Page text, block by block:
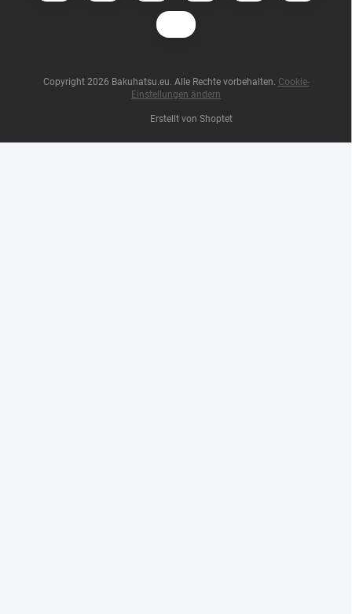
Erstellt von Shoptet
Copyright 2026 Bakuhatsu.eu. Alle Rechte vorbehalten. Cookie-
Einstellungen ändern